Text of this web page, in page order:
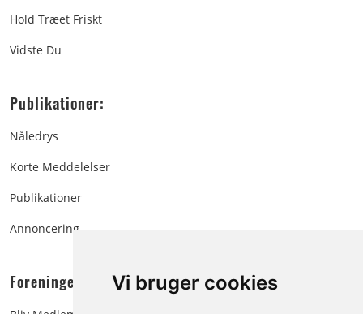
Vi bruger cookies
Hold Træet Friskt
Vidste Du
Publikationer:
Nåledrys
Korte Meddelelser
Publikationer
Annoncering
Foreningen: